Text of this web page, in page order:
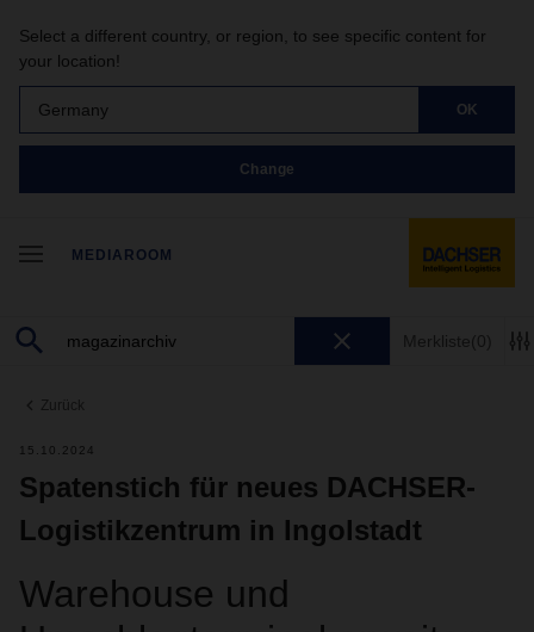
Select a different country, or region, to see specific content for
your location!
Germany OK
Change
MEDIAROOM
Merkliste(0)
Zurück
15.10.2024
Spatenstich für neues DACHSER-
Logistikzentrum in Ingolstadt
Warehouse und